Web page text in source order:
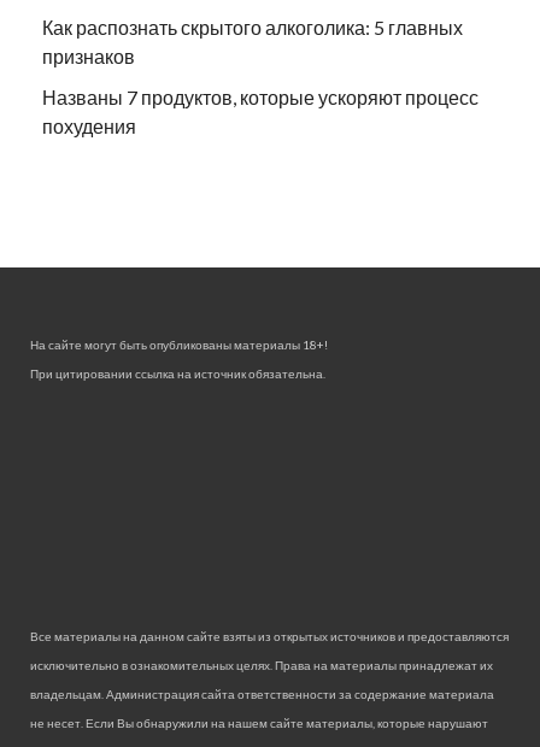
Как распознать скрытого алкоголика: 5 главных
признаков
Названы 7 продуктов, которые ускоряют процесс
похудения
На сайте могут быть опубликованы материалы 18+!
При цитировании ссылка на источник обязательна.
Все материалы на данном сайте взяты из открытых источников и предоставляются
исключительно в ознакомительных целях. Права на материалы принадлежат их
владельцам. Администрация сайта ответственности за содержание материала
не несет. Если Вы обнаружили на нашем сайте материалы, которые нарушают